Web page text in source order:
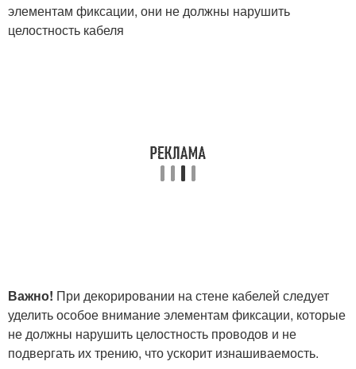
элементам фиксации, они не должны нарушить
целостность кабеля
Важно! При декорировании на стене кабелей следует
уделить особое внимание элементам фиксации, которые
не должны нарушить целостность проводов и не
подвергать их трению, что ускорит изнашиваемость.